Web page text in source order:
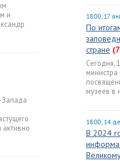
и
Запада
активно
18:00, 17
По
стране
Сегодня,
музеев в
18:00, 14
В 2024